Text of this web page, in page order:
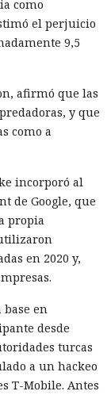
como
el perjuicio
9,5
afirmó que las
y que
como a
incorporó al
de Google, que
propia
en 2020 y,
en
desde
turcas
a un hackeo
T-Mobile. Antes